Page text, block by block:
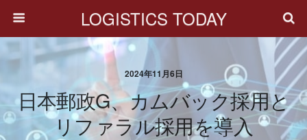
LOGISTICS TODAY
2024年11月6日
日本郵政G、カムバック採用と
リファラル採用を導入